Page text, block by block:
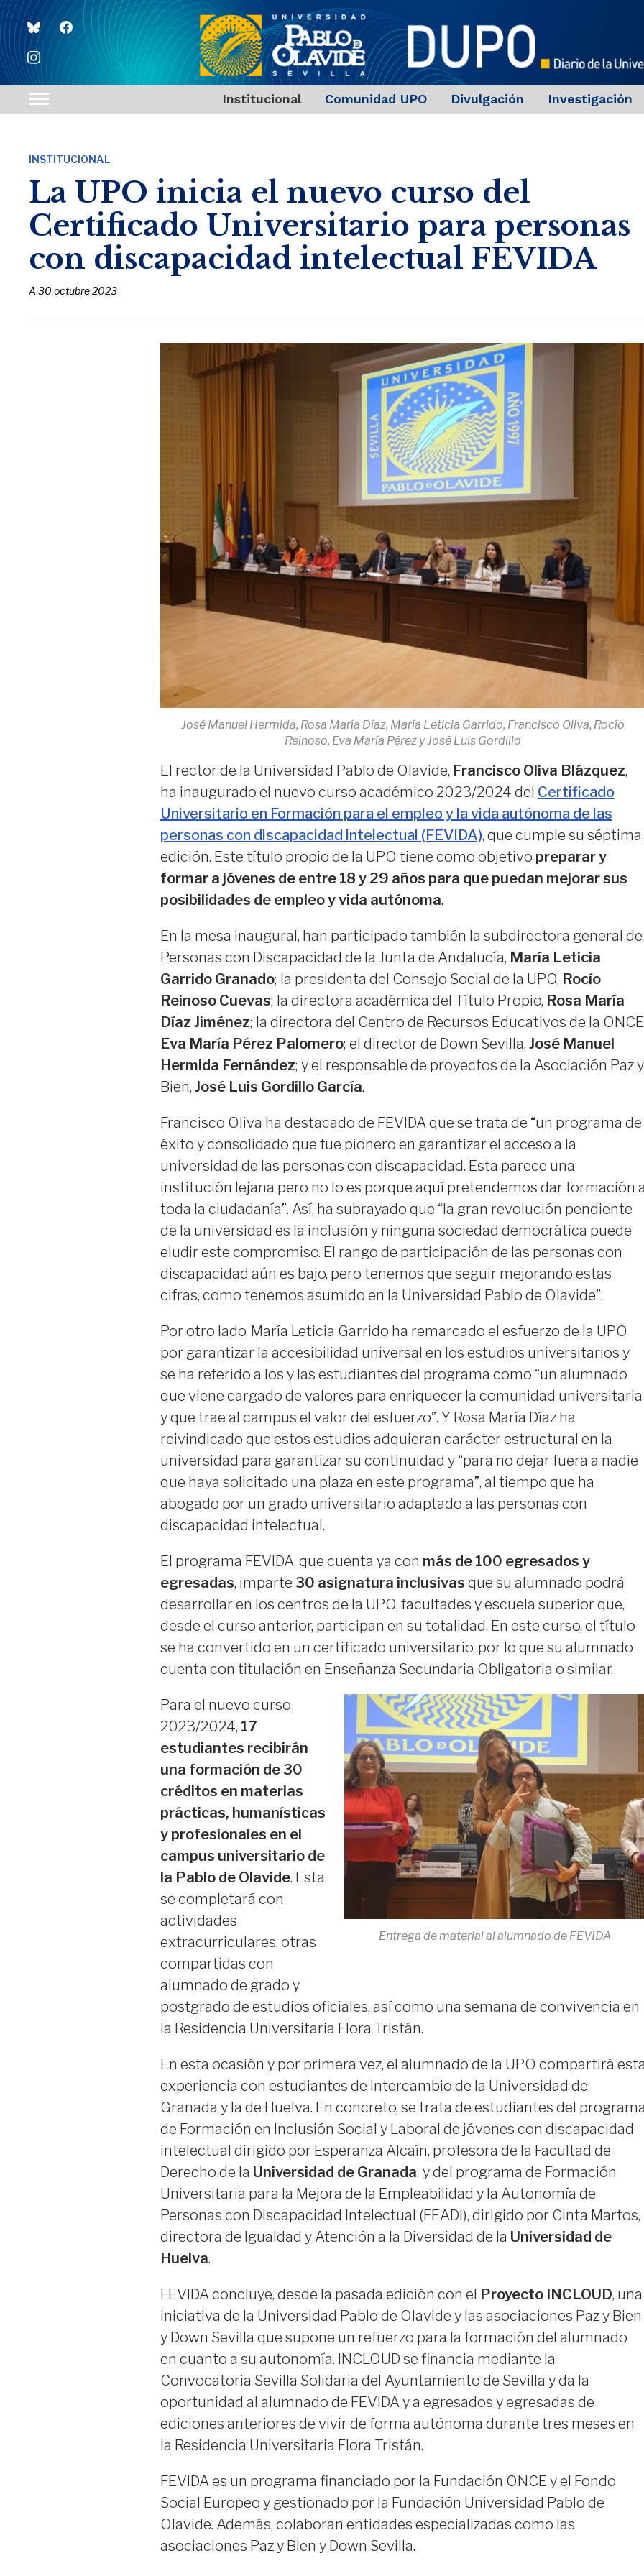
blueskyfacebook
instagram
Toggle
navigation
Institucional Comunidad UPO Divulgación Investigación
INSTITUCIONAL
La UPO inicia el nuevo curso del
Certificado Universitario para personas
con discapacidad intelectual FEVIDA
A30 octubre 2023
José Manuel Hermida, Rosa María Díaz, María Leticia Garrido, Francisco Oliva, Rocío
Reinoso, Eva María Pérez y José Luis Gordillo
El rector de la Universidad Pablo de Olavide, Francisco Oliva Blázquez,
ha inaugurado el nuevo curso académico 2023/2024 del Certificado
Universitario en Formación para el empleo y la vida autónoma de las
personas con discapacidad intelectual (FEVIDA), que cumple su séptima
edición. Este título propio de la UPO tiene como objetivo preparar y
formar a jóvenes de entre 18 y 29 años para que puedan mejorar sus
posibilidades de empleo y vida autónoma.
En la mesa inaugural, han participado también la subdirectora general de
Personas con Discapacidad de la Junta de Andalucía, María Leticia
Garrido Granado; la presidenta del Consejo Social de la UPO, Rocío
Reinoso Cuevas; la directora académica del Título Propio, Rosa María
Díaz Jiménez; la directora del Centro de Recursos Educativos de la
Eva María Pérez Palomero; el director de Down Sevilla, José Manuel
Hermida Fernández; y el responsable de proyectos de la Asociación Paz y
Bien, José Luis Gordillo García.
Francisco Oliva ha destacado de FEVIDA que se trata de “un programa de
éxito y consolidado que fue pionero en garantizar el acceso a la
universidad de las personas con discapacidad. Esta parece una
institución lejana pero no lo es porque aquí pretendemos dar formación
toda la ciudadanía”. Así, ha subrayado que “la gran revolución pendiente
de la universidad es la inclusión y ninguna sociedad democrática puede
eludir este compromiso. El rango de participación de las personas con
discapacidad aún es bajo, pero tenemos que seguir mejorando estas
cifras, como tenemos asumido en la Universidad Pablo de Olavide”.
Por otro lado, María Leticia Garrido ha remarcado el esfuerzo de la UPO
por garantizar la accesibilidad universal en los estudios universitarios y
se ha referido a los y las estudiantes del programa como “un alumnado
que viene cargado de valores para enriquecer la comunidad universitaria
y que trae al campus el valor del esfuerzo”. Y Rosa María Díaz ha
reivindicado que estos estudios adquieran carácter estructural en la
universidad para garantizar su continuidad y “para no dejar fuera a nadie
que haya solicitado una plaza en este programa”, al tiempo que ha
abogado por un grado universitario adaptado a las personas con
discapacidad intelectual.
El programa FEVIDA, que cuenta ya con más de 100 egresados y
egresadas, imparte 30 asignatura inclusivas que su alumnado podrá
desarrollar en los centros de la UPO, facultades y escuela superior que,
desde el curso anterior, participan en su totalidad. En este curso, el título
se ha convertido en un certificado universitario, por lo que su alumnado
cuenta con titulación en Enseñanza Secundaria Obligatoria o similar.
Entrega de material al alumnado de FEVIDA
Para el nuevo curso
2023/2024, 17
estudiantes recibirán
una formación de 30
créditos en materias
prácticas, humanísticas
y profesionales en el
campus universitario de
la Pablo de Olavide. Esta
se completará con
actividades
extracurriculares, otras
compartidas con
alumnado de grado y
postgrado de estudios oficiales, así como una semana de convivencia en
la Residencia Universitaria Flora Tristán.
En esta ocasión y por primera vez, el alumnado de la UPO compartirá
experiencia con estudiantes de intercambio de la Universidad de
Granada y la de Huelva. En concreto, se trata de estudiantes del
de Formación en Inclusión Social y Laboral de jóvenes con discapacidad
intelectual dirigido por Esperanza Alcaín, profesora de la Facultad de
Derecho de la Universidad de Granada; y del programa de Formación
Universitaria para la Mejora de la Empleabilidad y la Autonomía de
Personas con Discapacidad Intelectual (FEADI), dirigido por Cinta Martos,
directora de Igualdad y Atención a la Diversidad de la Universidad de
Huelva.
FEVIDA concluye, desde la pasada edición con el Proyecto INCLOUD, una
iniciativa de la Universidad Pablo de Olavide y las asociaciones Paz y Bien
y Down Sevilla que supone un refuerzo para la formación del alumnado
en cuanto a su autonomía. INCLOUD se financia mediante la
Convocatoria Sevilla Solidaria del Ayuntamiento de Sevilla y da la
oportunidad al alumnado de FEVIDA y a egresados y egresadas de
ediciones anteriores de vivir de forma autónoma durante tres meses en
la Residencia Universitaria Flora Tristán.
FEVIDA es un programa financiado por la Fundación ONCE y el Fondo
Social Europeo y gestionado por la Fundación Universidad Pablo de
Olavide. Además, colaboran entidades especializadas como las
asociaciones Paz y Bien y Down Sevilla.